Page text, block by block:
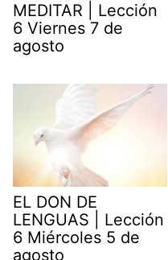
MEDITAR | Lección
6 Viernes 7 de
agosto
EL DON DE
LENGUAS | Lección
6 Miércoles 5 de
agosto